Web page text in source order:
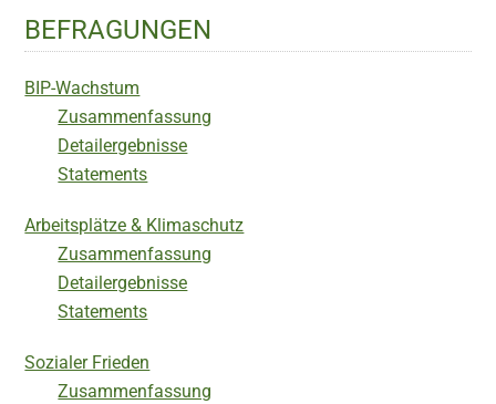
BEFRAGUNGEN
BIP-Wachstum
Zusammenfassung
Detailergebnisse
Statements
Arbeitsplätze & Klimaschutz
Zusammenfassung
Detailergebnisse
Statements
Sozialer Frieden
Zusammenfassung